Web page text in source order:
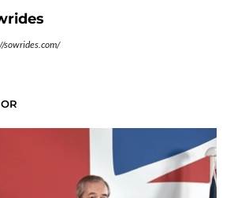
sowrides.com/